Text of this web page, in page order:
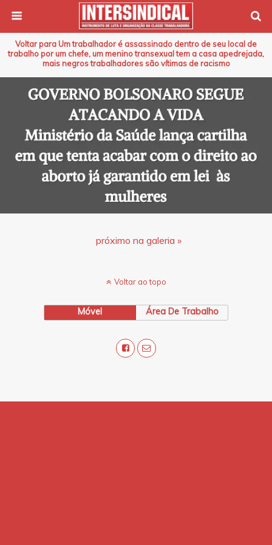
Voltar para Um trabalhador é assassinado dentro de seu local de
trabalho por um chefe, um menino transexual tem a casa apedrejada,
mais negros trabalhadores são vítimas de racismo
próximo na galeria »
Voltar ao topo
Móvel Área De Trabalho